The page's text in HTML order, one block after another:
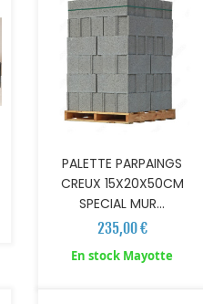
PALETTE PARPAINGS
CREUX 15X20X50CM
SPECIAL MUR...
235,00 €
En stock Mayotte
AJOUTER AU PANIER